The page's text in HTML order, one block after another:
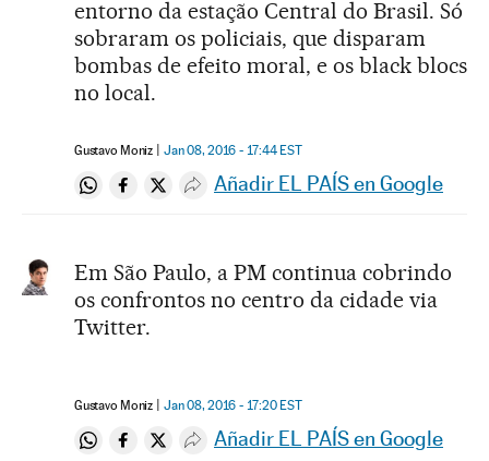
entorno da estação Central do Brasil. Só
sobraram os policiais, que disparam
bombas de efeito moral, e os black blocs
no local.
Gustavo Moniz Jan 08, 2016 - 17:44 EST
Compartir en Whatsapp
Compartir en Facebook
Compartir en Twitter
Desplegar Redes Sociales
Añadir EL PAÍS en Google
Em São Paulo, a PM continua cobrindo
os confrontos no centro da cidade via
Twitter.
Gustavo Moniz Jan 08, 2016 - 17:20 EST
Compartir en Whatsapp
Compartir en Facebook
Compartir en Twitter
Desplegar Redes Sociales
Añadir EL PAÍS en Google